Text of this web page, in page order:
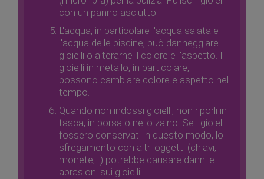
con un panno asciutto.
L'acqua, in particolare l'acqua salata e
l'acqua delle piscine, può danneggiare i
gioielli o alterarne il colore e l'aspetto. I
gioielli in metallo, in particolare,
possono cambiare colore e aspetto nel
tempo.
Quando non indossi gioielli, non riporli in
tasca, in borsa o nello zaino. Se i gioielli
fossero conservati in questo modo, lo
sfregamento con altri oggetti (chiavi,
monete,...) potrebbe causare danni e
abrasioni sui gioielli.